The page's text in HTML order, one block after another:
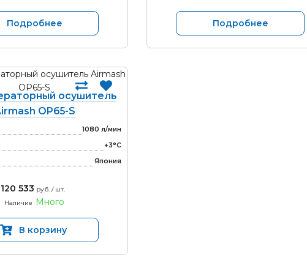
Подробнее Подробнее
осушитель
OP65-S
1080 л/мин
+3°С
Япония
120 533 руб. / шт.
Наличие
Много
В корзину